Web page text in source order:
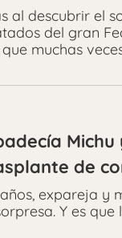
al descubrir el
del gran
muchas
de
expareja y
Y es